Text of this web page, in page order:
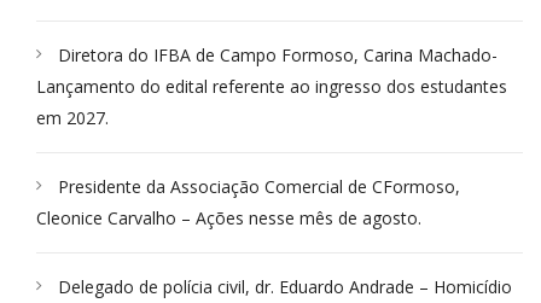
Diretora do IFBA de Campo Formoso, Carina Machado-
Lançamento do edital referente ao ingresso dos estudantes
em 2027.
Presidente da Associação Comercial de CFormoso,
Cleonice Carvalho – Ações nesse mês de agosto.
Delegado de polícia civil, dr. Eduardo Andrade – Homicídio